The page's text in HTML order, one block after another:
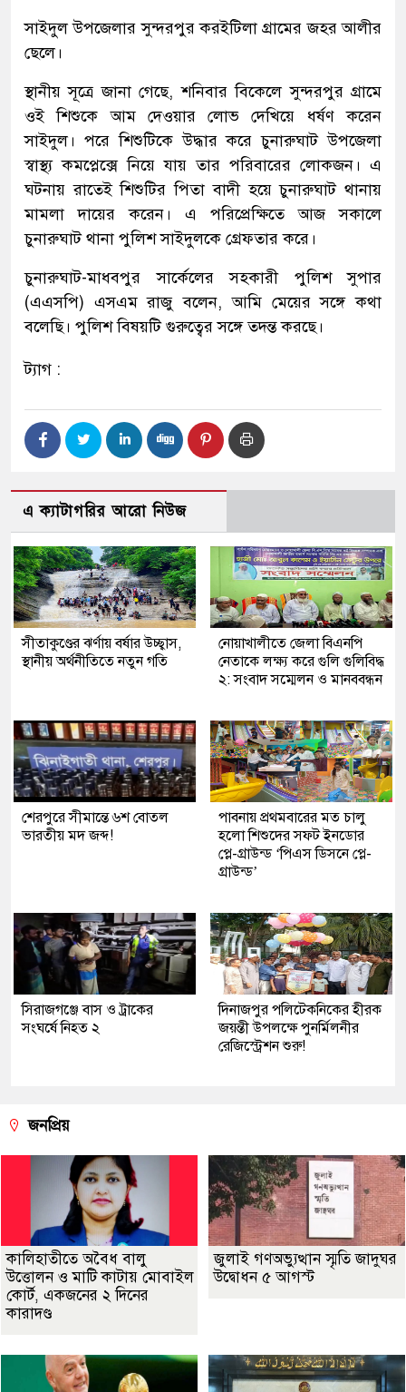
সাইদুল উপজেলার সুন্দরপুর করইটিলা গ্রামের জহর আলীর
ছেলে।
স্থানীয় সূত্রে জানা গেছে, শনিবার বিকেলে সুন্দরপুর গ্রামে
ওই শিশুকে আম দেওয়ার লোভ দেখিয়ে ধর্ষণ করেন
সাইদুল। পরে শিশুটিকে উদ্ধার করে চুনারুঘাট উপজেলা
স্বাস্থ্য কমপ্লেক্সে নিয়ে যায় তার পরিবারের লোকজন। এ
ঘটনায় রাতেই শিশুটির পিতা বাদী হয়ে চুনারুঘাট থানায়
মামলা দায়ের করেন। এ পরিপ্রেক্ষিতে আজ সকালে
চুনারুঘাট থানা পুলিশ সাইদুলকে গ্রেফতার করে।
চুনারুঘাট-মাধবপুর সার্কেলের সহকারী পুলিশ সুপার
(এএসপি) এসএম রাজু বলেন, আমি মেয়ের সঙ্গে কথা
বলেছি। পুলিশ বিষয়টি গুরুত্বের সঙ্গে তদন্ত করছে।
ট্যাগ :
এ ক্যাটাগরির আরো নিউজ
সীতাকুণ্ডের ঝর্ণায় বর্ষার উচ্ছ্বাস,
স্থানীয় অর্থনীতিতে নতুন গতি
নোয়াখালীতে জেলা বিএনপি
নেতাকে লক্ষ্য করে গুলি গুলিবিদ্ধ
২: সংবাদ সম্মেলন ও মানববন্ধন
শেরপুরে সীমান্তে ৬শ বোতল
ভারতীয় মদ জব্দ!
পাবনায় প্রথমবারের মত চালু
হলো শিশুদের সফট ইনডোর
প্লে-গ্রাউন্ড ‘পিএস ডিসনে প্লে-
গ্রাউন্ড’
সিরাজগঞ্জে বাস ও ট্রাকের
সংঘর্ষে নিহত ২
দিনাজপুর পলিটেকনিকের হীরক
জয়ন্তী উপলক্ষে পুনর্মিলনীর
রেজিস্ট্রেশন শুরু!
জনপ্রিয়
কালিহাতীতে অবৈধ বালু
উত্তোলন ও মাটি কাটায় মোবাইল
কোর্ট, একজনের ২ দিনের
কারাদণ্ড
জুলাই গণঅভ্যুত্থান স্মৃতি জাদুঘর
উদ্বোধন ৫ আগস্ট